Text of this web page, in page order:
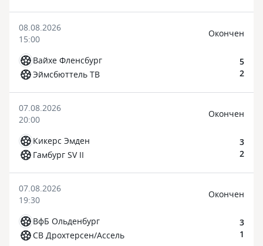
08.08.2026
15:00
Вайхе Фленсбург
Эймсбюттель ТВ
Окончен
5
2
07.08.2026
20:00
Кикерс Эмден
Гамбург SV II
Окончен
3
2
07.08.2026
19:30
ВфБ Ольденбург
СВ Дрохтерсен/Ассель
Окончен
3
1